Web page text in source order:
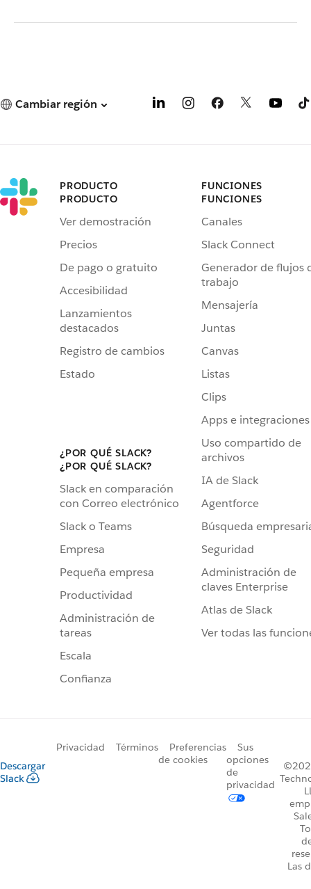
Cambiar región
PRODUCTO
PRODUCTO
Ver demostración
Precios
De pago o gratuito
Accesibilidad
Lanzamientos
destacados
Registro de cambios
Estado
¿POR QUÉ SLACK?
¿POR QUÉ SLACK?
Slack en comparación
con Correo electrónico
Slack o Teams
Empresa
Pequeña empresa
Productividad
Administración de
tareas
Escala
Confianza
FUNCIONES
FUNCIONES
Canales
Slack Connect
Generador de flujos
trabajo
Mensajería
Juntas
Canvas
Listas
Clips
Apps e integraciones
Uso compartido de
archivos
IA de Slack
Agentforce
Búsqueda
Seguridad
Administración de
claves Enterprise
Atlas de Slack
Ver todas las
Descargar
Slack
Privacidad Términos
Preferencias
de cookies
Sus
opciones
de
privacidad
Las